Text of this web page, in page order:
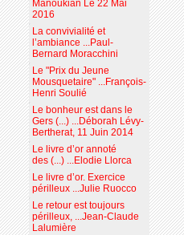
Manoukian Le 22 Mai
2016
La convivialité et
l’ambiance ...Paul-
Bernard Moracchini
Le "Prix du Jeune
Mousquetaire" ...François-
Henri Soulié
Le bonheur est dans le
Gers (...) ...Déborah Lévy-
Bertherat, 11 Juin 2014
Le livre d’or annoté
des (...) ...Elodie Llorca
Le livre d’or. Exercice
périlleux ...Julie Ruocco
Le retour est toujours
périlleux, ...Jean-Claude
Lalumière